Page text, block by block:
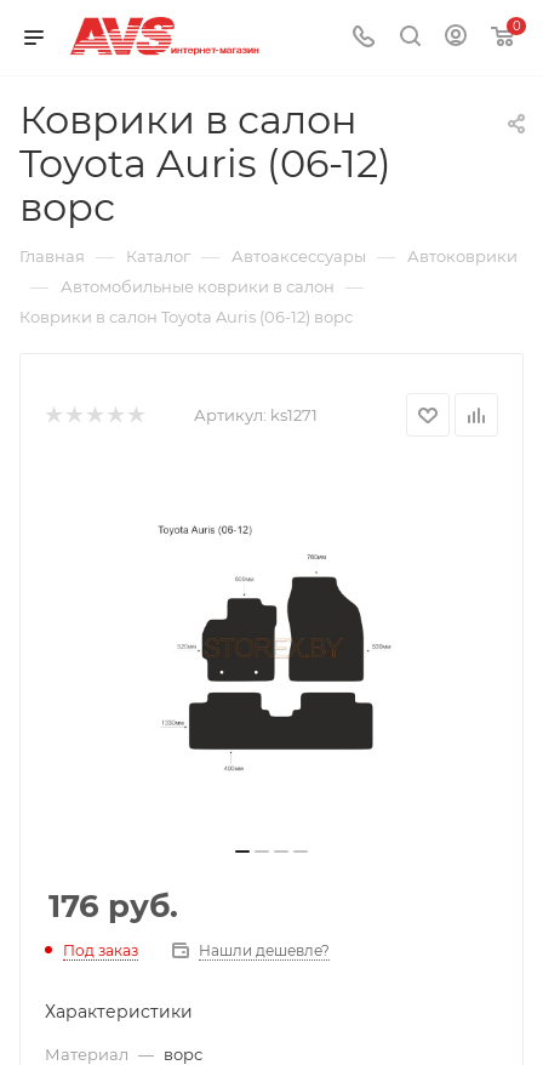
0
Коврики в салон
Toyota Auris (06-12)
ворс
Главная — Каталог — Автоаксессуары — Автоковрики
— Автомобильные коврики в салон —
Коврики в салон Toyota Auris (06-12) ворс
Артикул: ks1271
176 руб.
Под заказ Нашли дешевле?
Характеристики
Материал — ворс